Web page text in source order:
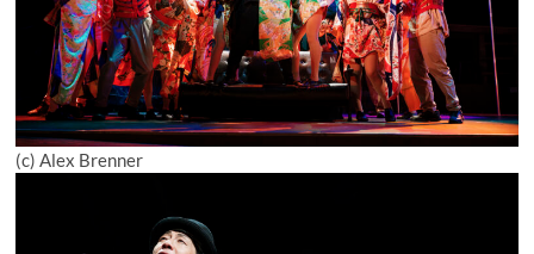
(c) Alex Brenner